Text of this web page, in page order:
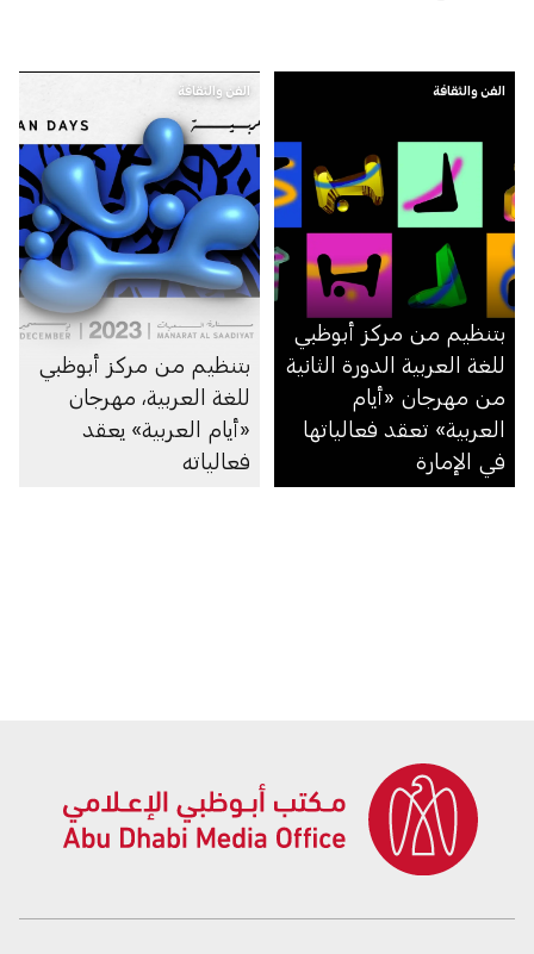
الفن والثقافة
بتنظيم من مركز أبوظبي
للغة العربية الدورة الثانية
من مهرجان «أيام
العربية» تعقد فعالياتها
في الإمارة
الفن والثقافة
بتنظيم من مركز أبوظبي
للغة العربية، مهرجان
«أيام العربية» يعقد
فعالياته